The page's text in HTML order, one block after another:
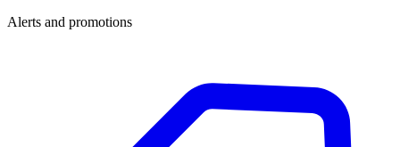
Alerts and promotions